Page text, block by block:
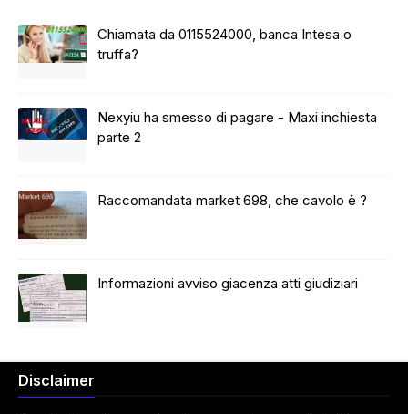
Chiamata da 0115524000, banca Intesa o
truffa?
Nexyiu ha smesso di pagare - Maxi inchiesta
parte 2
Raccomandata market 698, che cavolo è ?
Informazioni avviso giacenza atti giudiziari
Disclaimer